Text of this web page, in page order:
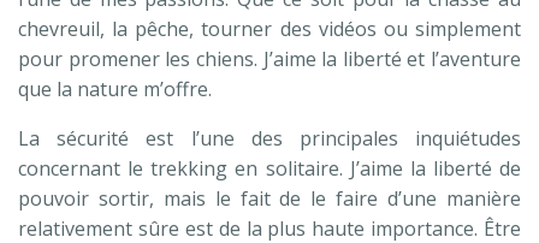
chevreuil, la pêche, tourner des vidéos ou simplement
pour promener les chiens. J’aime la liberté et l’aventure
que la nature m’offre.
La sécurité est l’une des principales inquiétudes
concernant le trekking en solitaire. J’aime la liberté de
pouvoir sortir, mais le fait de le faire d’une manière
relativement sûre est de la plus haute importance. Être